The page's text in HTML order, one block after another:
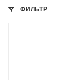
ФИЛЬТР